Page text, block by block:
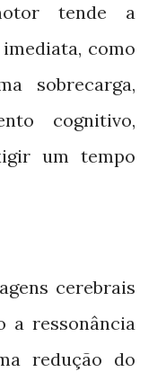
tende a
como
sobrecarga,
cognitivo,
um tempo
cerebrais
a ressonância
redução do